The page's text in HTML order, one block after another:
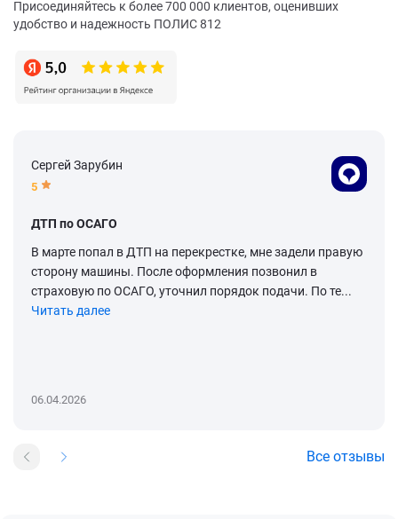
Присоединяйтесь к более 700 000 клиентов, оценивших
удобство и надежность ПОЛИС 812
Сергей Зарубин
5
ДТП по ОСАГО
В марте попал в ДТП на перекрестке, мне задели правую
сторону машины. После оформления позвонил в
страховую по ОСАГО, уточнил порядок подачи. По те...
Читать далее
06.04.2026
Все отзывы